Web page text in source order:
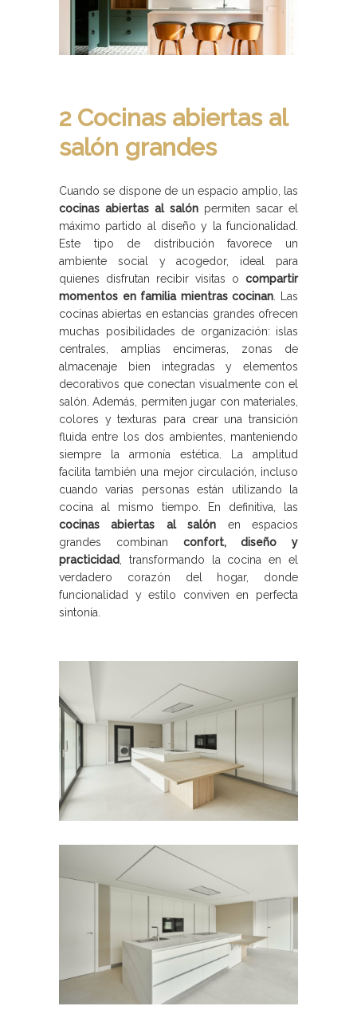
2 Cocinas abiertas al
salón grandes
Cuando se dispone de un espacio amplio, las
cocinas abiertas al salón permiten sacar el
máximo partido al diseño y la funcionalidad.
Este tipo de distribución favorece un
ambiente social y acogedor, ideal para
quienes disfrutan recibir visitas o compartir
momentos en familia mientras cocinan . Las
cocinas abiertas en estancias grandes ofrecen
muchas posibilidades de organización: islas
centrales, amplias encimeras, zonas de
almacenaje bien integradas y elementos
decorativos que conectan visualmente con el
salón. Además, permiten jugar con materiales,
colores y texturas para crear una transición
fluida entre los dos ambientes, manteniendo
siempre la armonía estética. La amplitud
facilita también una mejor circulación, incluso
cuando varias personas están utilizando la
cocina al mismo tiempo. En definitiva, las
cocinas abiertas al salón en espacios
grandes combinan confort, diseño y
practicidad
, transformando la cocina en el
verdadero corazón del hogar, donde
funcionalidad y estilo conviven en perfecta
sintonía.